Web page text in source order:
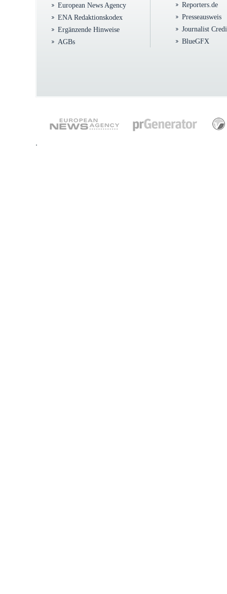
European News Agency
ENA Redaktionskodex
Ergänzende Hinweise
AGBs
Reporters.de
Presseausweis
Journalist
BlueGFX
.